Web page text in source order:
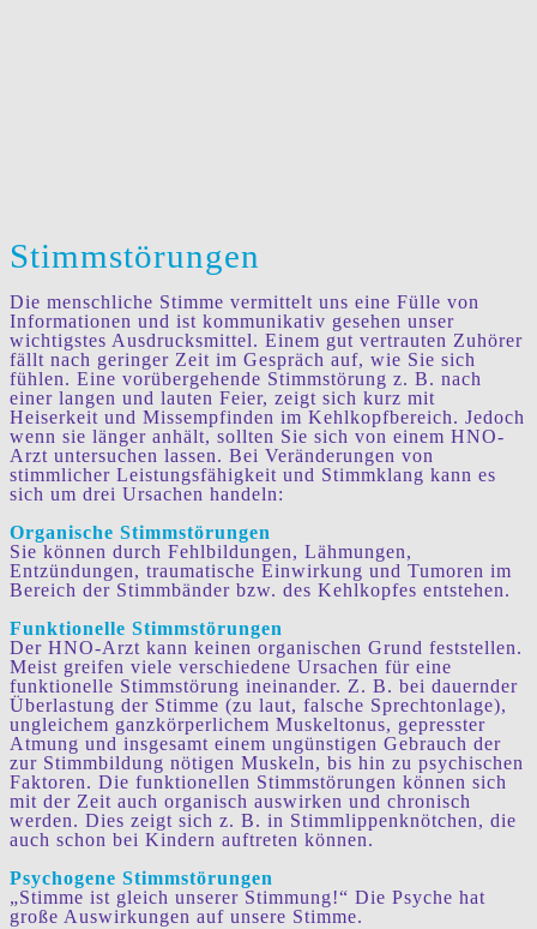
Stimmstörungen
Die menschliche Stimme vermittelt uns eine Fülle von
Informationen und ist kommunikativ gesehen unser
wichtigstes Ausdrucksmittel. Einem gut vertrauten Zuhörer
fällt nach geringer Zeit im Gespräch auf, wie Sie sich
fühlen. Eine vorübergehende Stimmstörung z. B. nach
einer langen und lauten Feier, zeigt sich kurz mit
Heiserkeit und Missempfinden im Kehlkopfbereich. Jedoch
wenn sie länger anhält, sollten Sie sich von einem HNO-
Arzt untersuchen lassen. Bei Veränderungen von
stimmlicher Leistungsfähigkeit und Stimmklang kann es
sich um drei Ursachen handeln:
Organische Stimmstörungen
Sie können durch Fehlbildungen, Lähmungen,
Entzündungen, traumatische Einwirkung und Tumoren im
Bereich der Stimmbänder bzw. des Kehlkopfes entstehen.
Funktionelle Stimmstörungen
Der HNO-Arzt kann keinen organischen Grund feststellen.
Meist greifen viele verschiedene Ursachen für eine
funktionelle Stimmstörung ineinander. Z. B. bei dauernder
Überlastung der Stimme (zu laut, falsche Sprechtonlage),
ungleichem ganzkörperlichem Muskeltonus, gepresster
Atmung und insgesamt einem ungünstigen Gebrauch der
zur Stimmbildung nötigen Muskeln, bis hin zu psychischen
Faktoren. Die funktionellen Stimmstörungen können sich
mit der Zeit auch organisch auswirken und chronisch
werden. Dies zeigt sich z. B. in Stimmlippenknötchen, die
auch schon bei Kindern auftreten können.
Psychogene Stimmstörungen
„Stimme ist gleich unserer Stimmung!“ Die Psyche hat
große Auswirkungen auf unsere Stimme.